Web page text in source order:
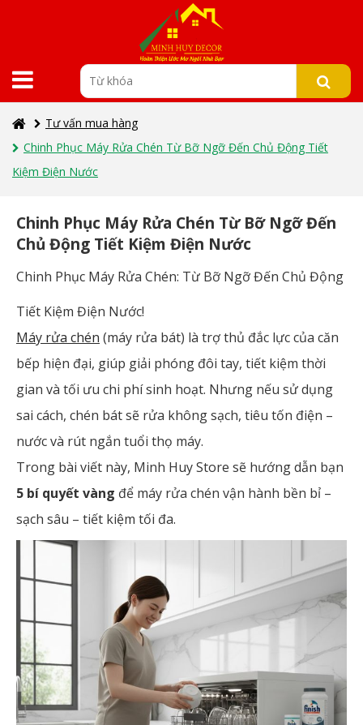
Tư vấn mua hàng
Chinh Phục Máy Rửa Chén Từ Bỡ Ngỡ Đến Chủ Động Tiết
Kiệm Điện Nước
Chinh Phục Máy Rửa Chén Từ Bỡ Ngỡ Đến
Chủ Động Tiết Kiệm Điện Nước
Chinh Phục Máy Rửa Chén: Từ Bỡ Ngỡ Đến Chủ Động
Tiết Kiệm Điện Nước!
Máy rửa chén (máy rửa bát) là trợ thủ đắc lực của căn
bếp hiện đại, giúp giải phóng đôi tay, tiết kiệm thời
gian và tối ưu chi phí sinh hoạt. Nhưng nếu sử dụng
sai cách, chén bát sẽ rửa không sạch, tiêu tốn điện –
nước và rút ngắn tuổi thọ máy.
Trong bài viết này, Minh Huy Store sẽ hướng dẫn bạn
5 bí quyết vàng để máy rửa chén vận hành bền bỉ –
sạch sâu – tiết kiệm tối đa.